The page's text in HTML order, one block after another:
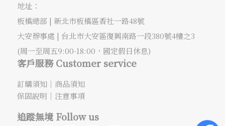
地址：
板橋總部 | 新北市板橋區香社一路48號
大安辦事處 | 台北市大安區復興南路一段380號4樓之3
(周一至周五9:00-18:00，國定假日休息)
客戶服務 Customer service
訂購須知｜ 商品須知
保固說明 ｜ 注意事項
追蹤無境 Follow us